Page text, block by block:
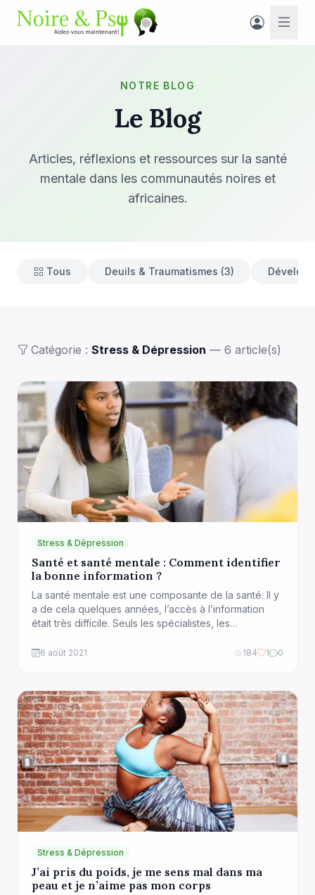
NOTRE BLOG
Le Blog
Articles, réflexions et ressources sur la santé
mentale dans les communautés noires et
africaines.
Tous Deuils & Traumatismes (3)
Catégorie : Stress & Dépression — 6 article(s)
Stress & Dépression
Santé et santé mentale : Comment identifier
la bonne information ?
La santé mentale est une composante de la santé. Il y
a de cela quelques années, l’accès à l’information
était très difficile. Seuls les spécialistes, les
fournir des données probantes. Et plus ou moins
nouvelles […]
6 août 2021 184 1 0
Stress & Dépression
J’ai pris du poids, je me sens mal dans ma
peau et je n’aime pas mon corps